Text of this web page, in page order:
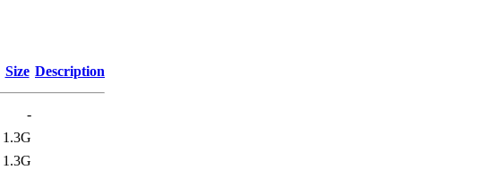
Size Description
-
1.3G
1.3G